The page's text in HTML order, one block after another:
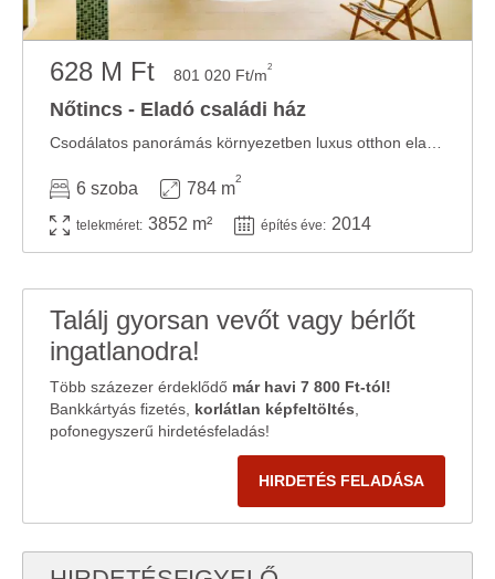
628 M Ft 801 020 Ft/m2
Nőtincs - Eladó családi ház
6 szoba 784 m
2
telekméret: 3852 m² építés éve: 2014
Találj gyorsan vevőt vagy bérlőt
ingatlanodra!
Több százezer érdeklődő már havi 7 800 Ft-tól!
Bankkártyás fizetés, korlátlan képfeltöltés
pofonegyszerű hirdetésfeladás!
HIRDETÉS FELADÁSA